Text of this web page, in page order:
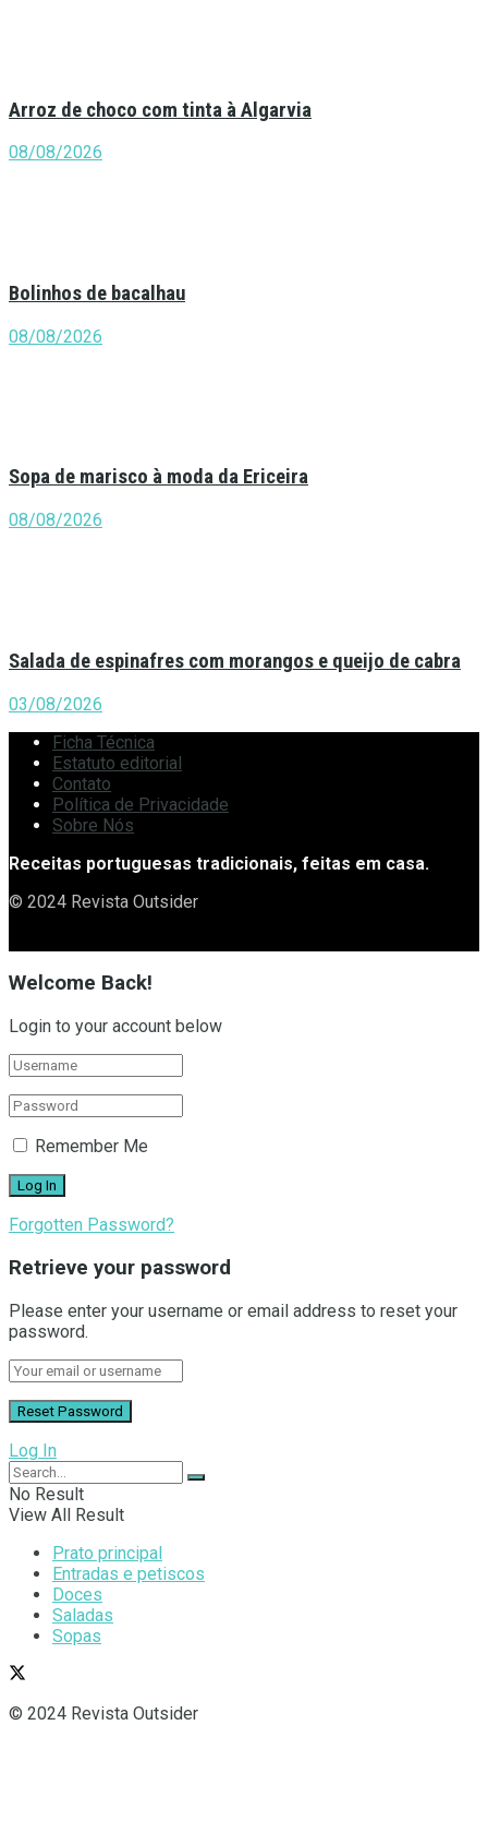
Arroz de choco com tinta à Algarvia
08/08/2026
Bolinhos de bacalhau
08/08/2026
Sopa de marisco à moda da Ericeira
08/08/2026
Salada de espinafres com morangos e queijo de cabra
03/08/2026
Ficha Técnica
Estatuto editorial
Contato
Política de Privacidade
Sobre Nós
Receitas portuguesas tradicionais, feitas em casa.
© 2024 Revista Outsider
Welcome Back!
Login to your account below
Remember Me
Forgotten Password?
Retrieve your password
Please enter your username or email address to reset your
password.
Log In
No Result
View All Result
Prato principal
Entradas e petiscos
Doces
Saladas
Sopas
© 2024 Revista Outsider